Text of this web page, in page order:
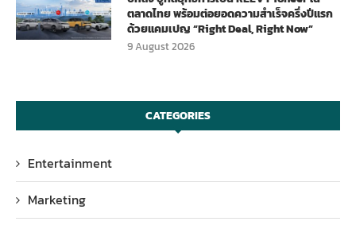
ตลาดไทย พร้อมต่อยอดความสำเร็จครึ่งปีแรก
ด้วยแคมเปญ “Right Deal, Right Now”
9 August 2026
CATEGORIES
Entertainment
Marketing